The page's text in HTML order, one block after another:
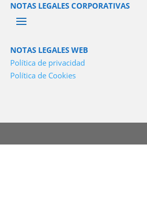
NOTAS LEGALES CORPORATIVAS
NOTAS LEGALES WEB
Política de privacidad
Política de Cookies